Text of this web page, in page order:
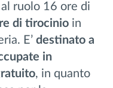
ruolo 16 ore di
di tirocinio in
E’ destinato a
in
, in quanto